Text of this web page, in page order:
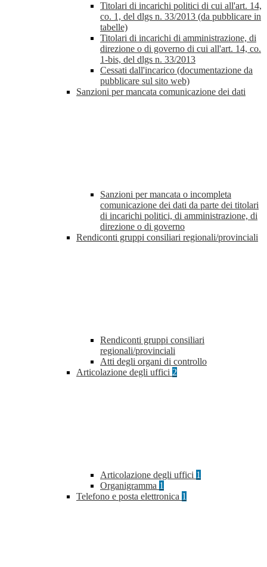
Titolari di incarichi politici di cui all'art. 14,
co. 1, del dlgs n. 33/2013 (da pubblicare in
tabelle)
Titolari di incarichi di amministrazione, di
direzione o di governo di cui all'art. 14, co.
1-bis, del dlgs n. 33/2013
Cessati dall'incarico (documentazione da
pubblicare sul sito web)
Sanzioni per mancata comunicazione dei dati
Sanzioni per mancata o incompleta
comunicazione dei dati da parte dei titolari
di incarichi politici, di amministrazione, di
direzione o di governo
Rendiconti gruppi consiliari regionali/provinciali
Rendiconti gruppi consiliari
regionali/provinciali
Atti degli organi di controllo
Articolazione degli uffici 2
Articolazione degli uffici 1
Organigramma 1
Telefono e posta elettronica 1